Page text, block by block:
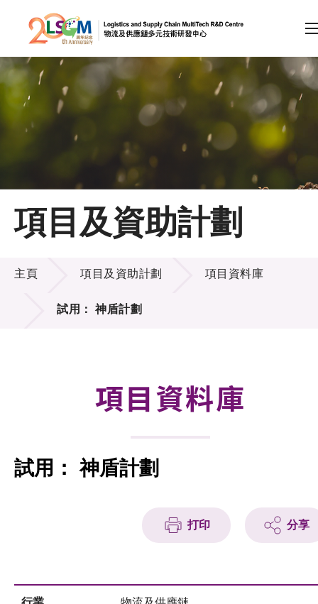
跳到內容（按回車鍵）
會員登入
A A EN 繁 简
主頁
關於LSCM
技術商品化
項目及資助計劃
資助計劃
項目及資助計劃
項目及資助計劃
主頁 項目及資助計劃 項目資料庫
試用： 神盾計劃
項目資料庫
試用： 神盾計劃
打印 分享